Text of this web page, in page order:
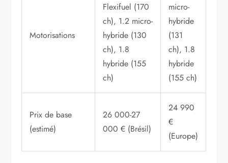
Motorisations
Flexifuel (170
ch), 1.2 micro-
hybride (130
ch), 1.8
hybride (155
ch)
micro-
hybride
(131
ch), 1.8
hybride
(155 ch)
Prix de base
(estimé)
26 000-27
000 € (Brésil)
24 990
€
(Europe)